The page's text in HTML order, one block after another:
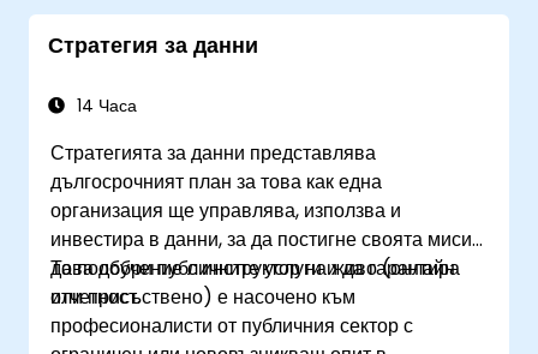
Стратегия за данни
14 Часа
Стратегията за данни представлява
дългосрочният план за това как една
организация ще управлява, използва и
инвестира в данни, за да постигне своята мисия,
да подобри публичните услуги и да гарантира
отчетност.
Това обучение с инструктор на живо (онлайн
или присъствено) е насочено към
професионалисти от публичния сектор с